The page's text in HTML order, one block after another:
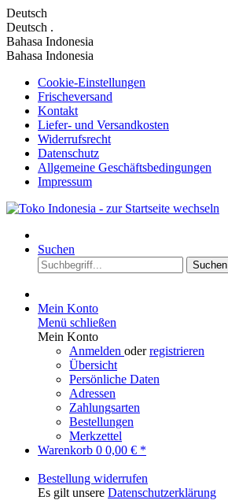
Deutsch
Deutsch .
Bahasa Indonesia
Bahasa Indonesia
Cookie-Einstellungen
Frischeversand
Kontakt
Liefer- und Versandkosten
Widerrufsrecht
Datenschutz
Allgemeine Geschäftsbedingungen
Impressum
Suchen
Suchen
Mein Konto
Menü schließen
Mein Konto
Anmelden oderregistrieren
Übersicht
Persönliche Daten
Adressen
Zahlungsarten
Bestellungen
Merkzettel
Warenkorb 0 0,00 € *
Bestellung widerrufen
Es gilt unsere Datenschutzerklärung